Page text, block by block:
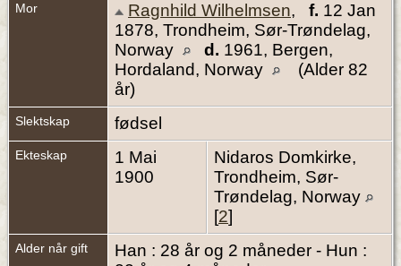
Mor Ragnhild Wilhelmsen, f. 12 Jan
1878, Trondheim, Sør-Trøndelag,
Norway
d. 1961, Bergen,
Hordaland, Norway
(Alder 82
år)
Slektskap fødsel
Ekteskap
1 Mai
1900
Nidaros Domkirke,
Trondheim, Sør-
Trøndelag, Norway
[2]
Alder når gift
Han : 28 år og 2 måneder - Hun :